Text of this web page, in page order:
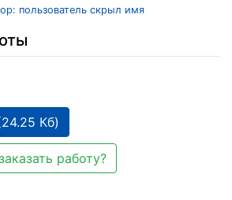
пользователь скрыл имя
Кб)
работу?